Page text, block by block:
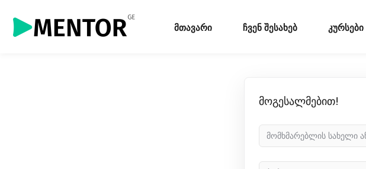
მთავარი ჩვენ შესახებ კურსები
მოგესალმებით!